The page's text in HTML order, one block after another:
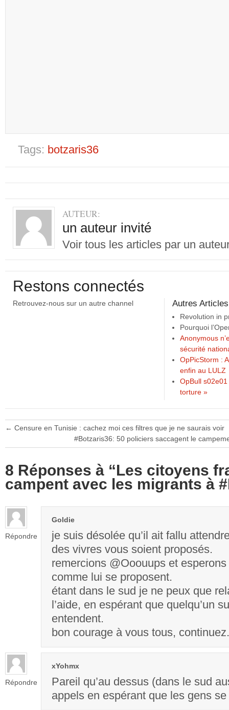
Tags: botzaris36
AUTEUR:
un auteur invité
Voir tous les articles par un
Restons connectés
Retrouvez-nous sur un autre channel Autres
Revolution in
Pourquoi
Anonymous
sécurité
OpPicStorm :
enfin au LULZ
OpBull s02e01
torture »
← Censure en Tunisie : cachez moi ces filtres que je ne saurais voir
#Botzaris36: 50 policiers saccagent le
8 Réponses à “Les citoyens
campent avec les migrants à
Répondre
Goldie
je suis désolée qu’il ait fallu
des vivres vous soient proposés.
remercions @Ooouups et esperons
comme lui se proposent.
étant dans le sud je ne peux que
l’aide, en espérant que quelqu’un
entendent.
bon courage à vous tous, continuez.
Répondre
xYohmx
Pareil qu’au dessus (dans le sud
appels en espérant que les gens